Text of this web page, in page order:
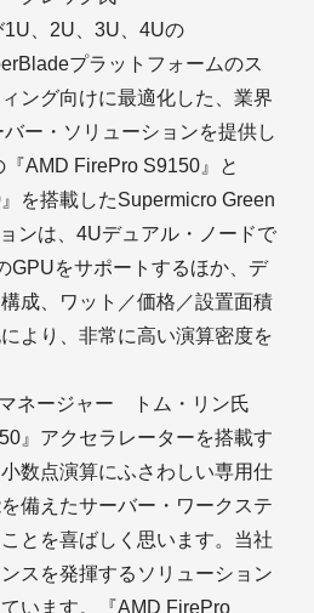
1U、2U、3U、4Uの
プラットフォームのス
ング向けに最適化した、業界
ー・ソリューションを提供し
AMD FirePro S9150』と
を搭載したSupermicro Green
ンは、4Uデュアル・ノードで
GPUをサポートするほか、デ
成、ワット／価格／設置面積
より、非常に高い演算密度を
ネージャー トム・リン氏
』アクセラレーターを搭載す
数点演算にふさわしい専用仕
備えたサーバー・ワークステ
とを喜ばしく思います。当社
スを発揮するソリューション
います。『AMD FirePro